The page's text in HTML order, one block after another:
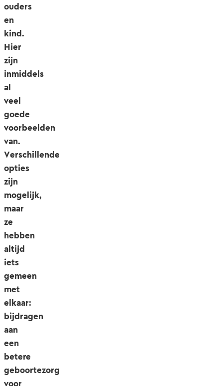
ouders
en
kind.
Hier
zijn
inmiddels
al
veel
goede
voorbeelden
van.
Verschillende
opties
zijn
mogelijk,
maar
ze
hebben
altijd
iets
gemeen
met
elkaar:
bijdragen
aan
een
betere
geboortezorg
voor